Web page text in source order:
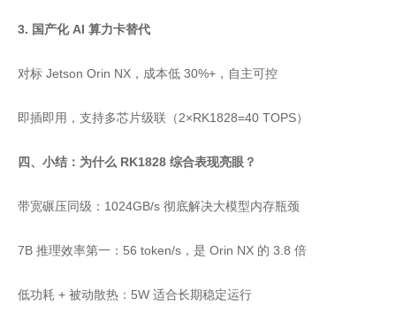
3. 国产化 AI 算力卡替代
对标 Jetson Orin NX，成本低 30%+，自主可控
即插即用，支持多芯片级联（2×RK1828=40 TOPS）
四、小结：为什么 RK1828 综合表现亮眼？
带宽碾压同级：1024GB/s 彻底解决大模型内存瓶颈
7B 推理效率第一：56 token/s，是 Orin NX 的 3.8 倍
低功耗 + 被动散热：5W 适合长期稳定运行